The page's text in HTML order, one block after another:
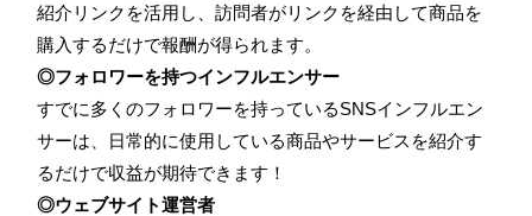
紹介リンクを活用し、訪問者がリンクを経由して商品を
購入するだけで報酬が得られます。
◎フォロワーを持つインフルエンサー
すでに多くのフォロワーを持っているSNSインフルエン
サーは、日常的に使用している商品やサービスを紹介す
るだけで収益が期待できます！
◎ウェブサイト運営者